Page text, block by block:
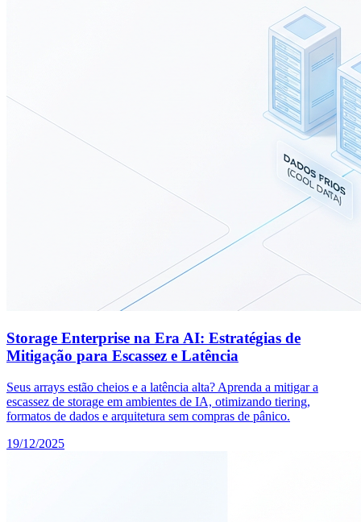
Storage Enterprise na Era AI: Estratégias de
Mitigação para Escassez e Latência
Seus arrays estão cheios e a latência alta? Aprenda a mitigar a
escassez de storage em ambientes de IA, otimizando tiering,
formatos de dados e arquitetura sem compras de pânico.
19/12/2025